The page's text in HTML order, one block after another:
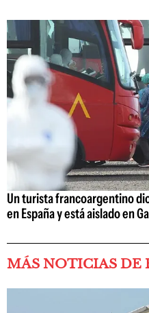
Un turista francoargentino
en España y está aislado en
MÁS NOTICIAS DE